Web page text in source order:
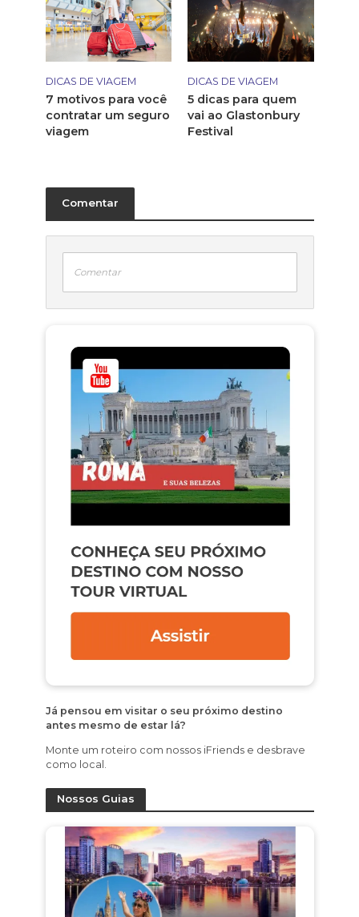
DICAS DE VIAGEM
7 motivos para você
contratar um seguro
viagem
DICAS DE VIAGEM
5 dicas para quem
vai ao Glastonbury
Festival
Comentar
Comentar
Já pensou em visitar o seu próximo destino
antes mesmo de estar lá?
Monte um roteiro com nossos iFriends e desbrave
como local.
Nossos Guias